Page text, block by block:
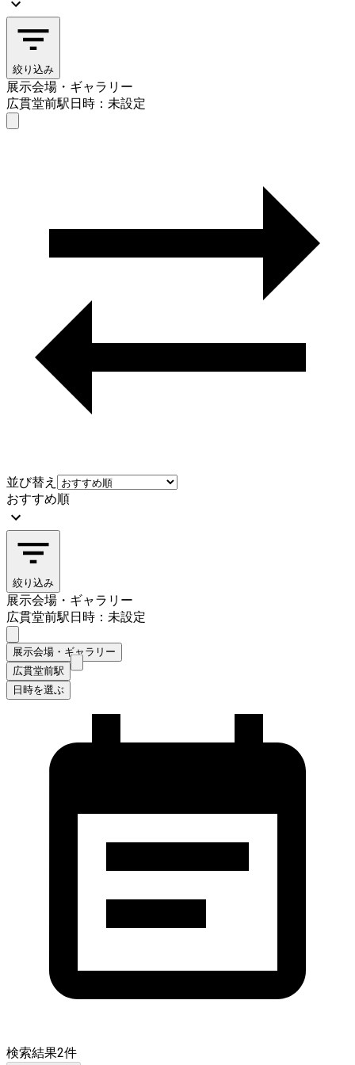
絞り込み
展示会場・ギャラリー
広貫堂前駅日時：未設定
並び替え
おすすめ順
絞り込み
展示会場・ギャラリー
広貫堂前駅日時：未設定
展示会場・ギャラリー
広貫堂前駅
日時を選ぶ
検索結果2件